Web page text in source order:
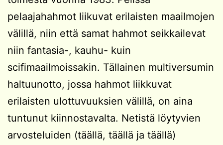
pelaajahahmot liikuvat erilaisten maailmojen
välillä, niin että samat hahmot seikkailevat
niin fantasia-, kauhu- kuin
scifimaailmoissakin. Tällainen multiversumin
haltuunotto, jossa hahmot liikkuvat
erilaisten ulottuvuuksien välillä, on aina
tuntunut kiinnostavalta. Netistä löytyvien
arvosteluiden (täällä, täällä ja täällä)